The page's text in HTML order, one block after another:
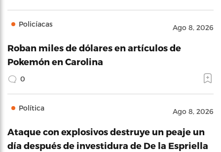
Policíacas Ago 8, 2026
Roban miles de dólares en artículos de
Pokemón en Carolina
0
Política Ago 8, 2026
Ataque con explosivos destruye un peaje un
día después de investidura de De la Espriella